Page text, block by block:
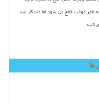
کنید
ها